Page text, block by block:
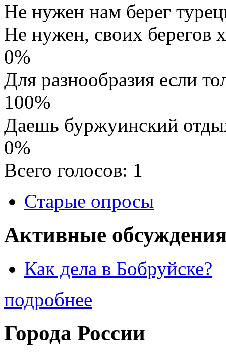
Не нужен нам берег
Не нужен, своих берегов
0%
Для разнообразия если
100%
Даешь буржуинский
0%
Всего голосов: 1
Старые опросы
Активные
Как дела в Бобруйске?
подробнее
Города России